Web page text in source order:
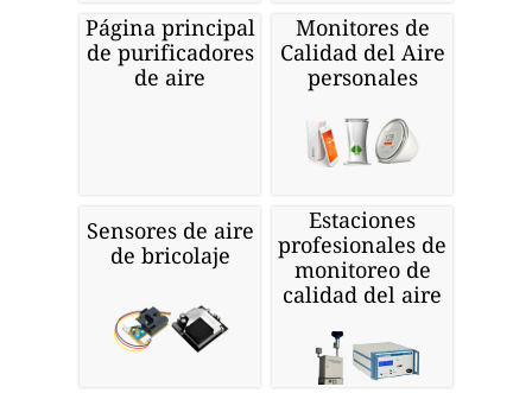
Página principal
de purificadores
de aire
Monitores de
Calidad del Aire
personales
Sensores de aire
de bricolaje
Estaciones
profesionales de
monitoreo de
calidad del aire